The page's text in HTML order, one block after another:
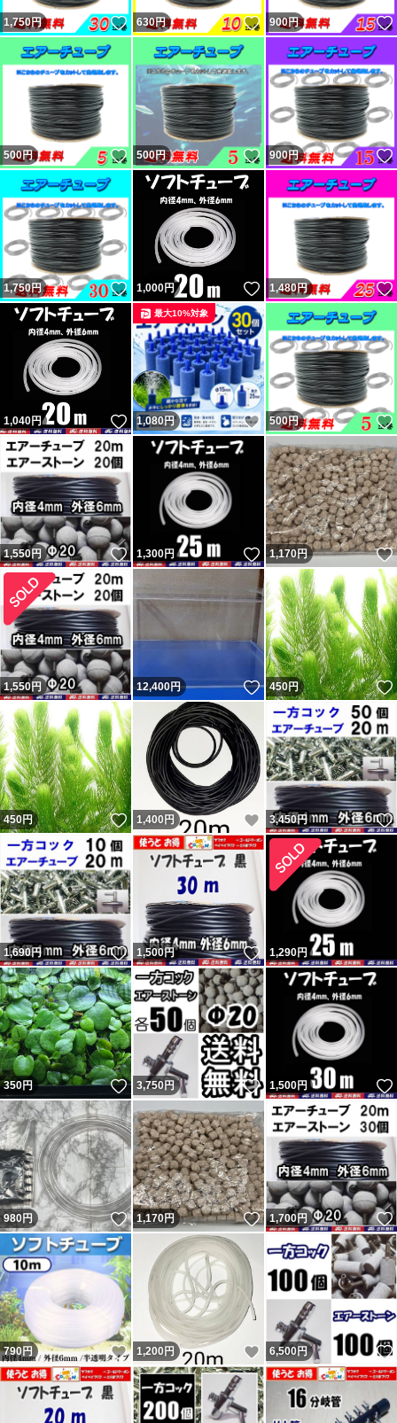
1,750円 いいね！
630円 いいね！
900円
500円 いいね！
500円 いいね！
900円
1,750円 いいね！
1,000円 いいね！
1,480円
1,040円 いいね！
1,080円 いいね！
最大10%対象
500円
1,550円 いいね！
1,300円 いいね！
1,170円
1,550円 12,400円 いいね！
450円
450円 いいね！
1,400 円 いいね！
3,450円
1,690円 いいね！
1,500円 いいね！
1,290円
350円 いいね！
3,750円 いいね！
1,500円
980円 いいね！
1,170円 いいね！
1,700円
790円 いいね！
1,200 円 いいね！
6,500円